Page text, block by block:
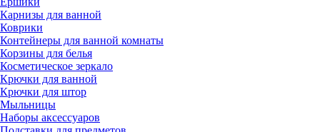
Карнизы для ванной
Коврики
Контейнеры для ванной комнаты
Корзины для белья
Косметическое зеркало
Крючки для ванной
Крючки для штор
Мыльницы
Наборы аксессуаров